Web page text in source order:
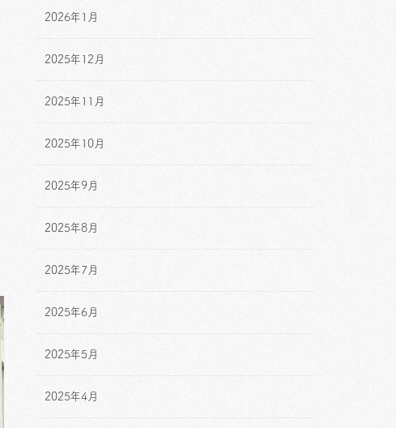
2026年1月
2025年12月
2025年11月
2025年10月
2025年9月
2025年8月
2025年7月
2025年6月
2025年5月
2025年4月